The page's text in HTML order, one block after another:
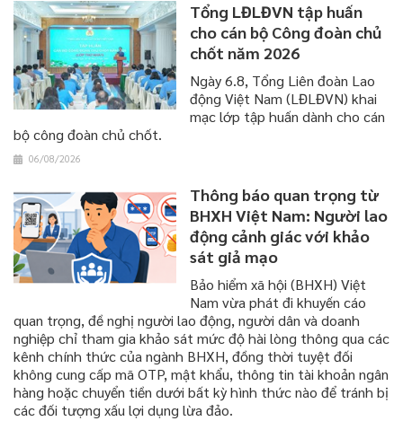
Tổng LĐLĐVN tập huấn
cho cán bộ Công đoàn chủ
chốt năm 2026
Ngày 6.8, Tổng Liên đoàn Lao
động Việt Nam (LĐLĐVN) khai
mạc lớp tập huấn dành cho cán
bộ công đoàn chủ chốt.
06/08/2026
Thông báo quan trọng từ
BHXH Việt Nam: Người lao
động cảnh giác với khảo
sát giả mạo
Bảo hiểm xã hội (BHXH) Việt
Nam vừa phát đi khuyến cáo
quan trọng, đề nghị người lao động, người dân và doanh
nghiệp chỉ tham gia khảo sát mức độ hài lòng thông qua các
kênh chính thức của ngành BHXH, đồng thời tuyệt đối
không cung cấp mã OTP, mật khẩu, thông tin tài khoản ngân
hàng hoặc chuyển tiền dưới bất kỳ hình thức nào để tránh bị
các đối tượng xấu lợi dụng lừa đảo.